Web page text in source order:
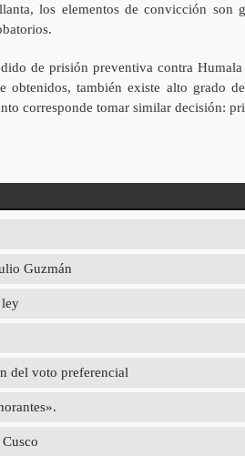
los elementos de convicción son
de prisión preventiva contra
obtenidos, también existe alto grado
corresponde tomar similar decisión:
Guzmán
ley
del voto preferencial